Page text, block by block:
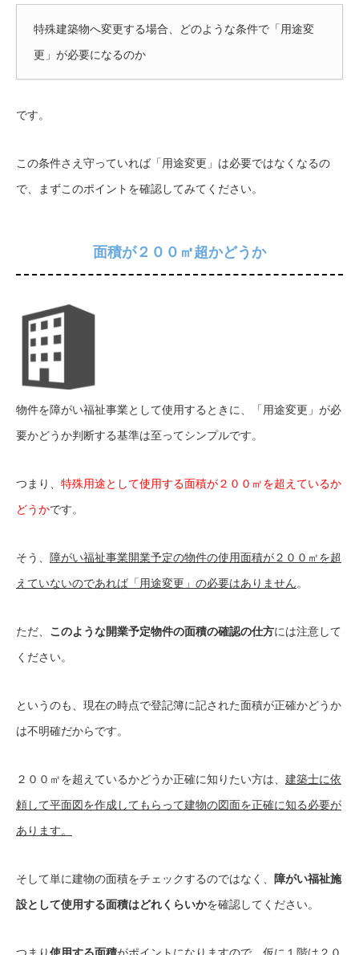
特殊建築物へ変更する場合、どのような条件で「用途変
更」が必要になるのか
です。
この条件さえ守っていれば「用途変更」は必要ではなくなるの
で、まずこのポイントを確認してみてください。
面積が２００㎡超かどうか
物件を障がい福祉事業として使用するときに、「用途変更」が必
要かどうか判断する基準は至ってシンプルです。
つまり、 特殊用途として使用する面積が２００㎡を超えているか
どうかです。
そう、 障がい福祉事業開業予定の物件の使用面積が２００㎡を超
えていないのであれば「用途変更」の必要はありません。
ただ、 このような開業予定物件の面積の確認の仕方には注意して
ください。
というのも、現在の時点で登記簿に記された面積が正確かどうか
は不明確だからです。
２００㎡を超えているかどうか正確に知りたい方は、 建築士に依
頼して平面図を作成してもらって建物の図面を正確に知る必要が
あります。
そして単に建物の面積をチェックするのではなく、
障がい福祉施
設として使用する面積はどれくらいかを確認してください。